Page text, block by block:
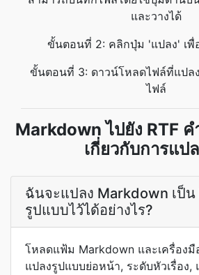
และวางได้
ขั้นตอนที่ 2: คลิกปุ่ม 'แปลง' เพื่
ขั้นตอนที่ 3: ดาวน์โหลดไฟล์ที่แปล
ไฟล์
Markdown ไปยัง RTF
เกี่ยวกับการแป
ฉันจะแปลง Markdown เป็น
รูปแบบไว้ได้อย่างไร?
โหลดแฟ้ม Markdown และเครื่องมื
แปลงรูปแบบย่อหน้า, ระดับหัวเรื่อง,